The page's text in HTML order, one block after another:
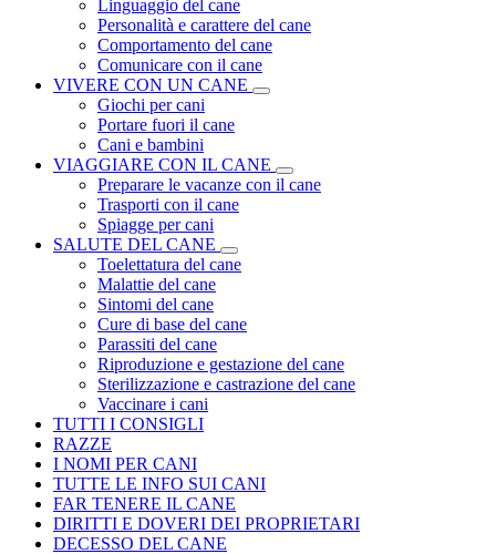
Linguaggio del cane
Personalità e carattere del cane
Comportamento del cane
Comunicare con il cane
VIVERE CON UN CANE
Giochi per cani
Portare fuori il cane
Cani e bambini
VIAGGIARE CON IL CANE
Preparare le vacanze con il cane
Trasporti con il cane
Spiagge per cani
SALUTE DEL CANE
Toelettatura del cane
Malattie del cane
Sintomi del cane
Cure di base del cane
Parassiti del cane
Riproduzione e gestazione del cane
Sterilizzazione e castrazione del cane
Vaccinare i cani
TUTTI I CONSIGLI
RAZZE
I NOMI PER CANI
TUTTE LE INFO SUI CANI
FAR TENERE IL CANE
DIRITTI E DOVERI DEI PROPRIETARI
DECESSO DEL CANE